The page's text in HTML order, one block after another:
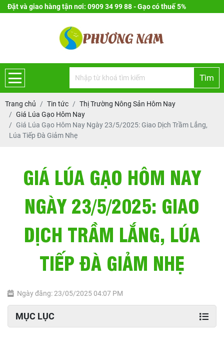
Đặt và giao hàng tận nơi: 0909 34 99 88 - Gạo có thuế 5%
Tìm
Trang chủ Tin tức
Thị Trường Nông Sản Hôm Nay
Giá Lúa Gạo Hôm Nay
Giá Lúa Gạo Hôm Nay Ngày 23/5/2025: Giao Dịch Trầm Lắng,
Lúa Tiếp Đà Giảm Nhẹ
GIÁ LÚA GẠO HÔM NAY
NGÀY 23/5/2025: GIAO
DỊCH TRẦM LẮNG, LÚA
TIẾP ĐÀ GIẢM NHẸ
Ngày đăng: 23/05/2025 04:07 PM
MỤC LỤC